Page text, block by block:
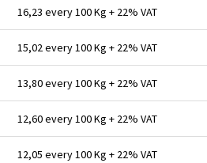
16,23 every 100 Kg + 22% VAT
15,02 every 100 Kg + 22% VAT
13,80 every 100 Kg + 22% VAT
12,60 every 100 Kg + 22% VAT
12,05 every 100 Kg + 22% VAT